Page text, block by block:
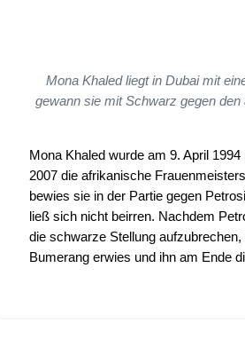
Mona Khaled liegt in Dubai mit
gewann sie mit Schwarz gegen
Mona Khaled wurde am 9. April
2007 die afrikanische
bewies sie in der Partie gegen
ließ sich nicht beirren. Nachdem
die schwarze Stellung
Bumerang erwies und ihn am Ende